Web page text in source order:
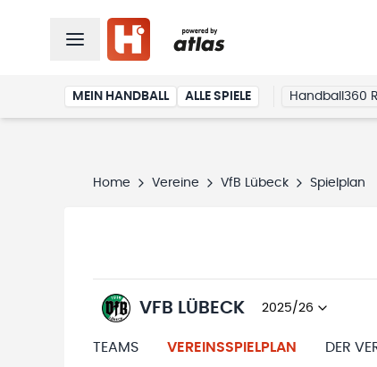
MEIN HANDBALL ALLE SPIELE Handball360
Home Vereine VfB Lübeck Spielplan
VFB LÜBECK 2025/26
TEAMS VEREINSSPIELPLAN DER